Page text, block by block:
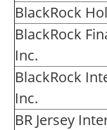
BlackRock
BlackRock
Inc.
BlackRock
Inc.
BR Jersey